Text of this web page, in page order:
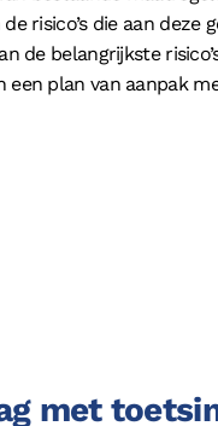
risico’s die aan deze
de belangrijkste
een plan van aanpak
met